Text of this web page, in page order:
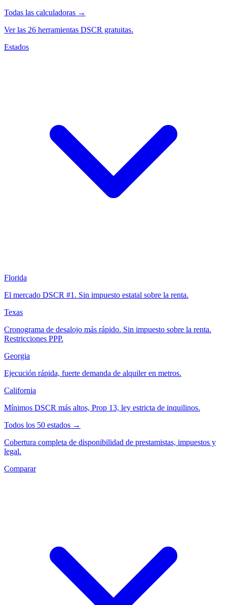
Todas las calculadoras →
Ver las 26 herramientas DSCR gratuitas.
Estados
Florida
El mercado DSCR #1. Sin impuesto estatal sobre la renta.
Texas
Cronograma de desalojo más rápido. Sin impuesto sobre la renta.
Restricciones PPP.
Georgia
Ejecución rápida, fuerte demanda de alquiler en metros.
California
Mínimos DSCR más altos, Prop 13, ley estricta de inquilinos.
Todos los 50 estados →
Cobertura completa de disponibilidad de prestamistas, impuestos y
legal.
Comparar